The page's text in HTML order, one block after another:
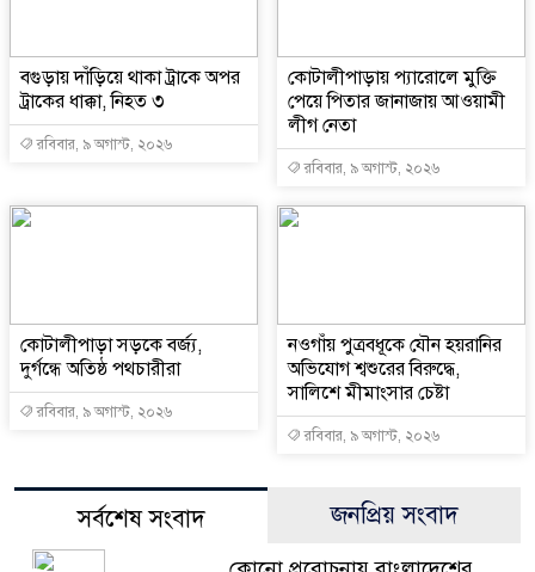
বগুড়ায় দাঁড়িয়ে থাকা ট্রাকে অপর
ট্রাকের ধাক্কা, নিহত ৩
রবিবার, ৯ অগাস্ট, ২০২৬
কোটালীপাড়ায় প্যারোলে মুক্তি
পেয়ে পিতার জানাজায় আওয়ামী
লীগ নেতা
রবিবার, ৯ অগাস্ট, ২০২৬
কোটালীপাড়া সড়কে বর্জ্য,
দুর্গন্ধে অতিষ্ঠ পথচারীরা
রবিবার, ৯ অগাস্ট, ২০২৬
নওগাঁয় পুত্রবধূকে যৌন হয়রানির
অভিযোগ শ্বশুরের বিরুদ্ধে,
সালিশে মীমাংসার চেষ্টা
রবিবার, ৯ অগাস্ট, ২০২৬
সর্বশেষ সংবাদ জনপ্রিয় সংবাদ